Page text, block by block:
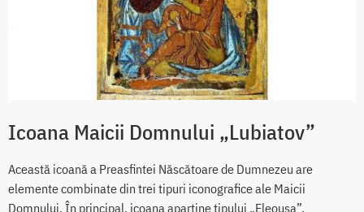
Icoana Maicii Domnului „Lubiatov”
Această icoană a Preasfintei Născătoare de Dumnezeu are
elemente combinate din trei tipuri iconografice ale Maicii
Domnului. În principal, icoana aparține tipului „Eleousa”,